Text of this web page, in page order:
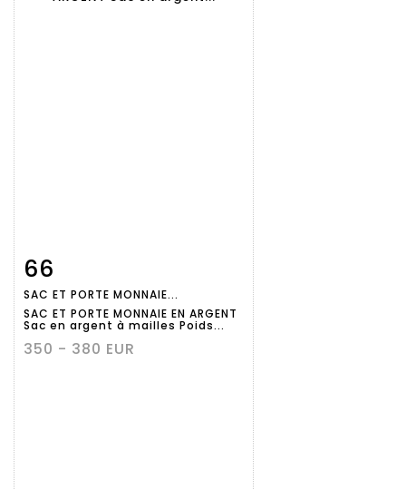
détaillée
66
SAC ET PORTE MONNAIE...
SAC ET PORTE MONNAIE EN ARGENT
Sac en argent à mailles Poids...
350 - 380 EUR